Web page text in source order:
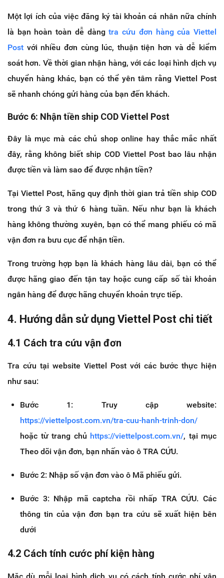
Một lợi ích của việc đăng ký tài khoản cá nhân nữa chính
là bạn hoàn toàn dễ dàngtra cứu đơn hàng của Viettel
Post với nhiều đơn cùng lúc, thuận tiện hơn và dễ kiểm
soát hơn. Về thời gian nhận hàng, với các loại hình dịch vụ
chuyển hàng khác, bạn có thể yên tâm rằng Viettel Post
sẽ nhanh chóng gửi hàng của bạn đến khách.
Bước 6: Nhận tiền ship COD Viettel Post
Đây là mục mà các chủ shop online hay thắc mắc nhất
đây, rằng không biết ship COD Viettel Post bao lâu nhận
được tiền và làm sao để được nhận tiền?
Tại Viettel Post, hãng quy định thời gian trả tiền ship COD
trong thứ 3 và thứ 6 hàng tuần. Nếu như bạn là khách
hàng không thường xuyên, bạn có thể mang phiếu có mã
vận đơn ra bưu cục để nhận tiền.
Trong trường hợp bạn là khách hàng lâu dài, bạn có thể
được hãng giao đến tận tay hoặc cung cấp số tài khoản
ngân hàng để được hãng chuyển khoản trực tiếp.
4. Hướng dẫn sử dụng Viettel Post chi tiết
4.1 Cách tra cứu vận đơn
Tra cứu tại website Viettel Post với các bước thực hiện
như sau:
Bước 1: Truy cập website:
https://viettelpost.com.vn/tra-cuu-hanh-trinh-don/
hoặc từ trang chủ https://viettelpost.com.vn/, tại mục
Theo dõi vận đơn, bạn nhấn vào ô TRA CỨU.
Bước 2: Nhập số vận đơn vào ô Mã phiếu gửi.
Bước 3: Nhập mã captcha rồi nhấp TRA CỨU. Các
thông tin của vận đơn bạn tra cứu sẽ xuất hiện bên
dưới
4.2 Cách tính cước phí kiện hàng